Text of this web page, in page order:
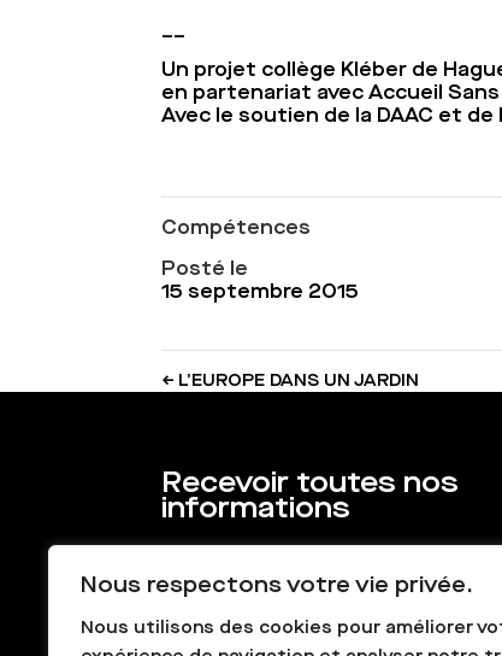
Nous respectons votre vie privée.
Nous utilisons des cookies pour améliorer
Un projet collège Kléber de
en partenariat avec Accueil
Avec le soutien de la DAAC et de
Compétences
Posté le
15 septembre 2015
← L’EUROPE DANS UN JARDIN
Recevoir toutes nos
informations